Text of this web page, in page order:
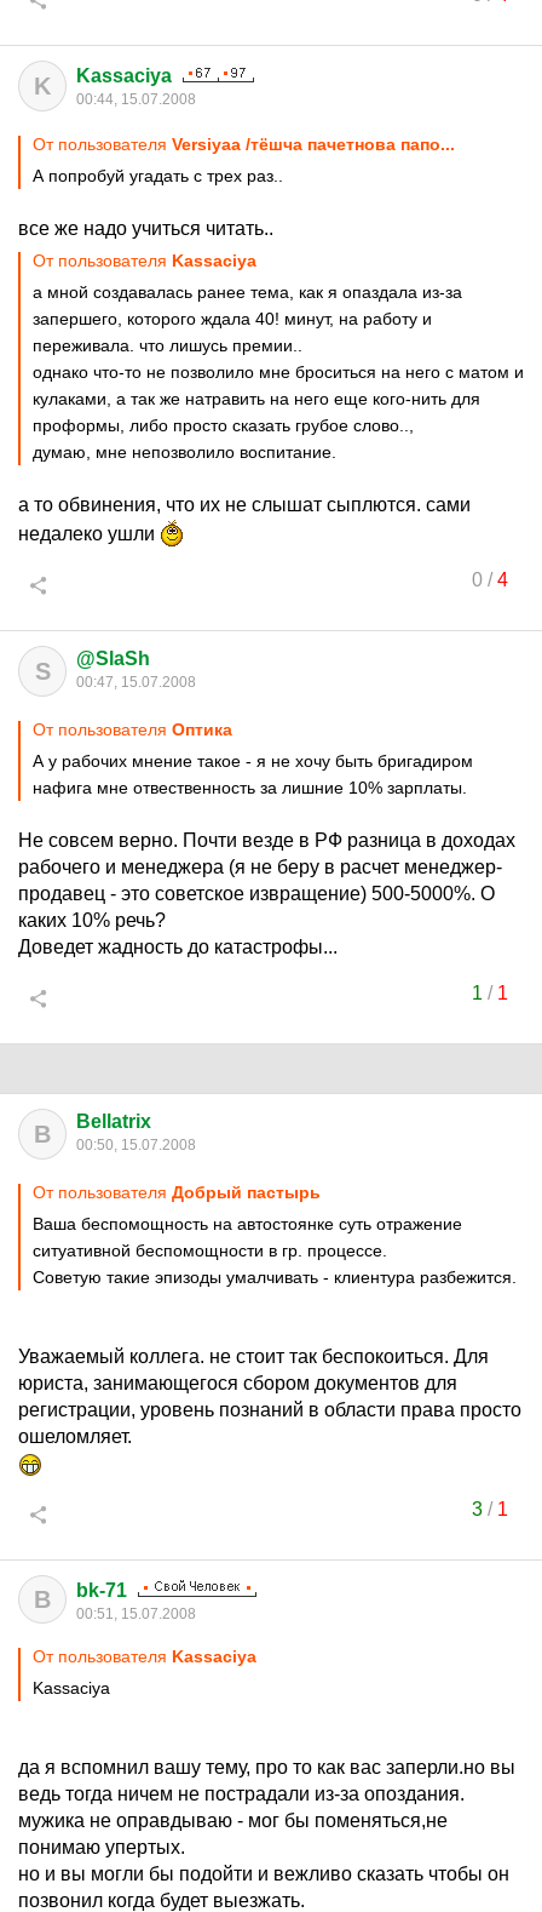
K Kassaciya
00:44, 15.07.2008
От пользователя Versiyaа /тёшча пачетнова папо...
А попробуй угадать с трех раз..
все же надо учиться читать..
От пользователя Kassaciya
а мной создавалась ранее тема, как я опаздала из-за
запершего, которого ждала 40! минут, на работу и
переживала. что лишусь премии..
однако что-то не позволило мне броситься на него с матом и
кулаками, а так же натравить на него еще кого-нить для
проформы, либо просто сказать грубое слово..,
думаю, мне непозволило воспитание.
а то обвинения, что их не слышат сыплются. сами
недалеко ушли
0/4
S @SlaSh
00:47, 15.07.2008
От пользователя Оптика
А у рабочих мнение такое - я не хочу быть бригадиром
нафига мне отвественность за лишние 10% зарплаты.
Не совсем верно. Почти везде в РФ разница в доходах
рабочего и менеджера (я не беру в расчет менеджер-
продавец - это советское извращение) 500-5000%. О
каких 10% речь?
Доведет жадность до катастрофы...
1 / 1
B Bellatrix
00:50, 15.07.2008
От пользователя Добрый пастырь
Ваша беспомощность на автостоянке суть отражение
ситуативной беспомощности в гр. процессе.
Советую такие эпизоды умалчивать - клиентура разбежится.
Уважаемый коллега. не стоит так беспокоиться. Для
юриста, занимающегося сбором документов для
регистрации, уровень познаний в области права просто
ошеломляет.
3/ 1
B bk-71
00:51, 15.07.2008
От пользователя Kassaciya
Kassaciya
да я вспомнил вашу тему, про то как вас заперли.но вы
ведь тогда ничем не пострадали из-за опоздания.
мужика не оправдываю - мог бы поменяться,не
понимаю упертых.
но и вы могли бы подойти и вежливо сказать чтобы он
позвонил когда будет выезжать.